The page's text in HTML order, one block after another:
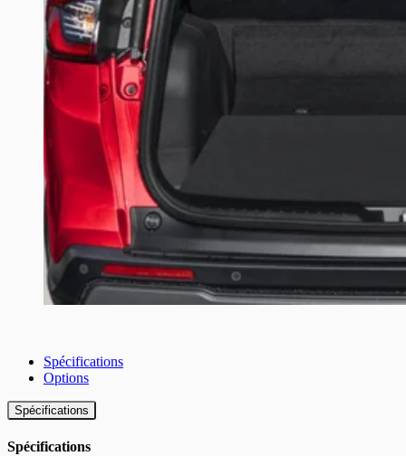
Spécifications
Options
Spécifications
Spécifications